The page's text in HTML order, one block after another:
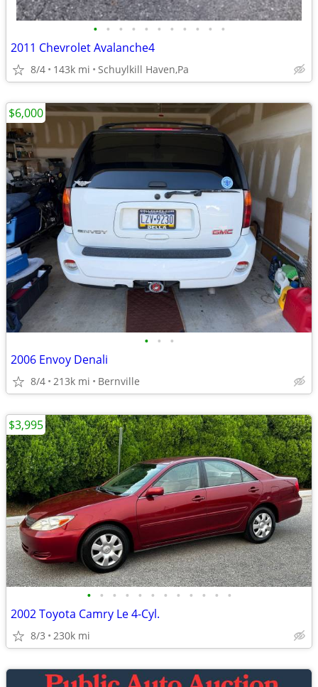
• • • • • • • • • • •
2011 Chevrolet Avalanche4
8/4 143k mi Schuylkill Haven,Pa
• • •
2006 Envoy Denali
8/4 213k mi Bernville
$6,000
• • • • • • • • • • • •
2002 Toyota Camry Le 4-Cyl.
8/3 230k mi
$3,995